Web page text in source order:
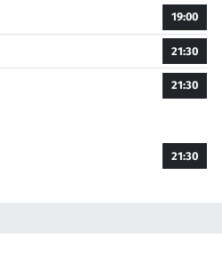
19:00
21:30
21:30
21:30